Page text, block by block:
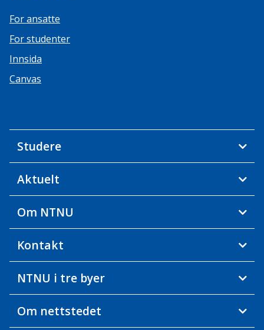
For ansatte
For studenter
Innsida
Canvas
Studere
Aktuelt
Om NTNU
Kontakt
NTNU i tre byer
Om nettstedet